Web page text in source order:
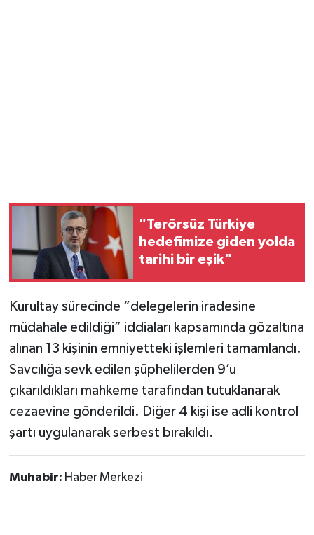
"Terörsüz Türkiye
hedefimize giden yolda
tarihi bir eşik"
Kurultay sürecinde “delegelerin iradesine
müdahale edildiği” iddiaları kapsamında gözaltına
alınan 13 kişinin emniyetteki işlemleri tamamlandı.
Savcılığa sevk edilen şüphelilerden 9’u
çıkarıldıkları mahkeme tarafından tutuklanarak
cezaevine gönderildi. Diğer 4 kişi ise adli kontrol
şartı uygulanarak serbest bırakıldı.
Muhabir: Haber Merkezi